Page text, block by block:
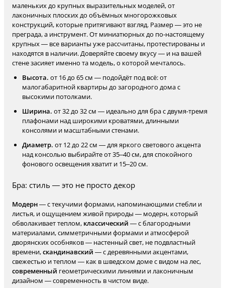
маленьких до крупных выразительных моделей, от
лаконичных плоских до объёмных многорожковых
конструкций, которые притягивают взгляд. Размер — это не
преграда, а инструмент. От миниатюрных до по-настоящему
крупных — все варианты уже рассчитаны, протестированы и
находятся в наличии. Доверяйте своему вкусу — и на вашей
стене засияет именно та модель, о которой мечталось.
Высота. от 16 до 65 см — подойдёт под всё: от
малогабаритной квартиры до загородного дома с
высокими потолками.
Ширина. от 32 до 32 см — идеально для бра с двумя-тремя
плафонами над широкими кроватями, длинными
консолями и масштабными стенами.
Диаметр. от 12 до 22 см — для яркого светового акцента
над консолью выбирайте от 35–40 см, для спокойного
фонового освещения хватит и 15–20 см.
Бра: стиль — это не просто декор
Модерн— с текучими формами, напоминающими стебли и
листья, и ощущением живой природы — модерн, который
обволакивает теплом, классический — с благородными
материалами, симметричными формами и атмосферой
дворянских особняков — настенный свет, не подвластный
времени,скандинавский — с деревянными акцентами,
свежестью и теплом — как в шведском доме с видом на лес,
современный геометрическими линиями и лаконичным
дизайном — современность в чистом виде.